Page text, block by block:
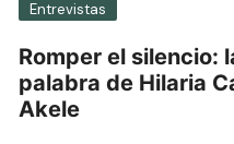
Entrevistas
Romper el silencio:
palabra de Hilaria
Akele